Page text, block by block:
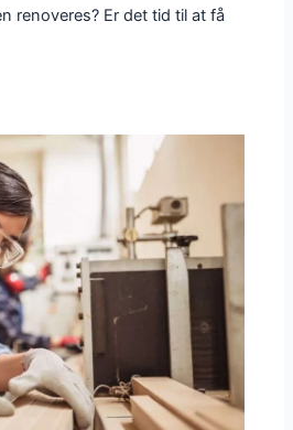
renoveres? Er det tid til at få